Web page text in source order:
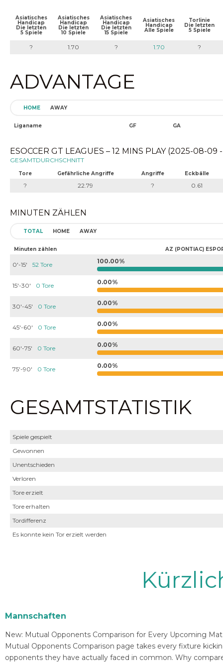
Asiatisches
Handicap
Die letzten
5 Spiele
Asiatisches
Handicap
Die letzten
10 Spiele
Asiatisches
Handicap
Die letzten
15 Spiele
Asiatisches
Handicap
Alle Spiele
Torlinie
Die letzten
5 Spiele
? 1.70 ? 1.70 ?
ADVANTAGE
HOME AWAY
Liganame GF GA
ESOCCER GT LEAGUES – 12 MINS PLAY (2025-08-
GESAMTDURCHSCHNITT
Tore Gefährliche Angriffe Angriffe Eckbälle
? 22.79 ? 0.61
MINUTEN ZÄHLEN
TOTAL HOME AWAY
Minuten zählen AZ (PONTIAC)
0'-15' 52 Tore 100.00%
15'-30' 0 Tore 0.00%
30'-45' 0 Tore 0.00%
45'-60' 0 Tore 0.00%
60'-75' 0 Tore 0.00%
75'-90' 0 Tore 0.00%
GESAMTSTATISTIK
Spiele gespielt
Gewonnen
Unentschieden
Verloren
Tore erzielt
Tore erhalten
Tordifferenz
Es konnte kein Tor erzielt werden
Mannschaften
New: Mutual Opponents Comparison for Every Upcoming
Mutual Opponents Comparison page takes every fixture
opponents they have actually faced in common. Why